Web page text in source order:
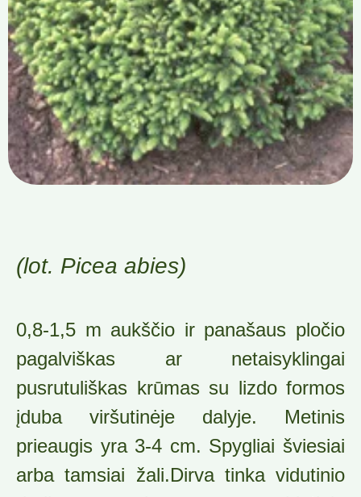
(lot. Picea abies)
0,8-1,5 m aukščio ir panašaus pločio
pagalviškas ar netaisyklingai
pusrutuliškas krūmas su lizdo formos
įduba viršutinėje dalyje. Metinis
prieaugis yra 3-4 cm. Spygliai šviesiai
arba tamsiai žali.Dirva tinka vidutinio